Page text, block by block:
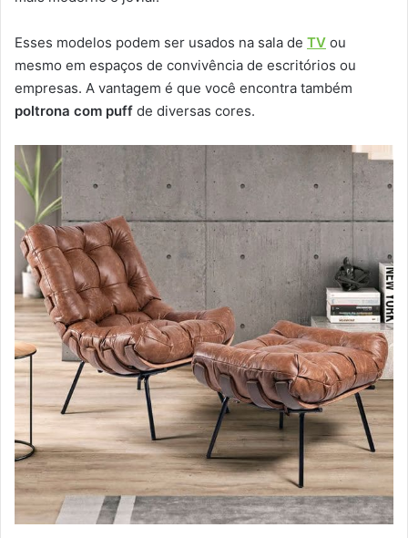
Esses modelos podem ser usados na sala de TV ou
mesmo em espaços de convivência de escritórios ou
empresas. A vantagem é que você encontra também
poltrona com puff de diversas cores.